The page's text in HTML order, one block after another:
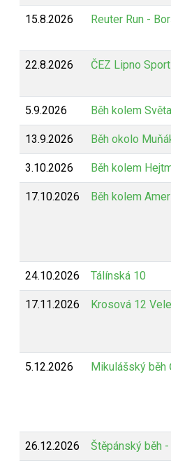
15.8.2026 Reuter Run -
22.8.2026 ČEZ Lipno
5.9.2026 Běh kolem
13.9.2026 Běh okolo
3.10.2026 Běh kolem
17.10.2026 Běh kolem
24.10.2026 Tálínská 10
17.11.2026 Krosová 12
5.12.2026 Mikulášský běh
26.12.2026 Štěpánský běh